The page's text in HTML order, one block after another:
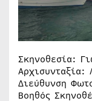
Σκηνοθεσία:
Αρχισυνταξία:
Διεύθυνση
Βοηθός